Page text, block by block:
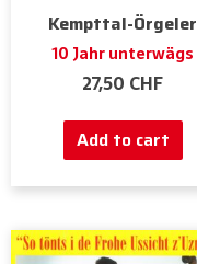
Kempttal-Örgeler
10 Jahr unterwägs
27,50 CHF
Add to cart